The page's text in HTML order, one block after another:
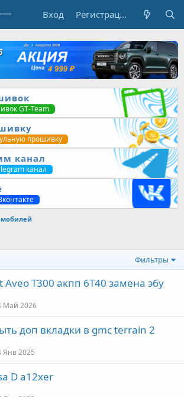
Вход Регистрация
GT-Team
прошивку
канал
канал
Фильтры
Aveo T300 акпп 6Т40 замена эбу
Май 2026
доп вкладки в gmc terrain 2
Янв 2025
D a12xer